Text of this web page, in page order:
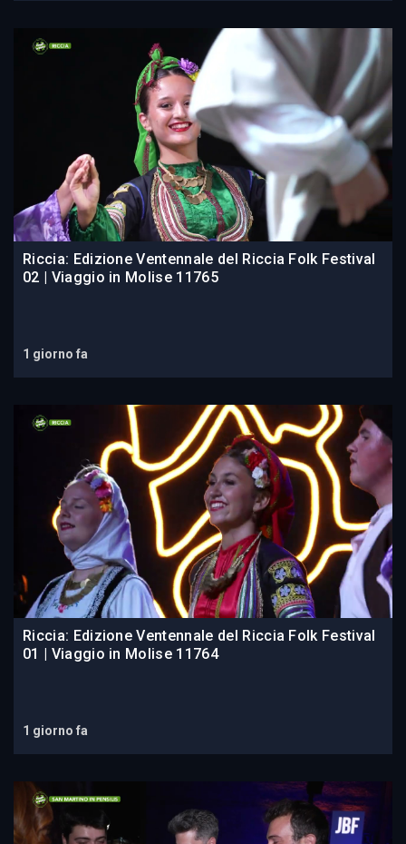
Riccia: Edizione Ventennale del Riccia Folk Festival
02 | Viaggio in Molise 11765
1 giorno fa
Riccia: Edizione Ventennale del Riccia Folk Festival
01 | Viaggio in Molise 11764
1 giorno fa